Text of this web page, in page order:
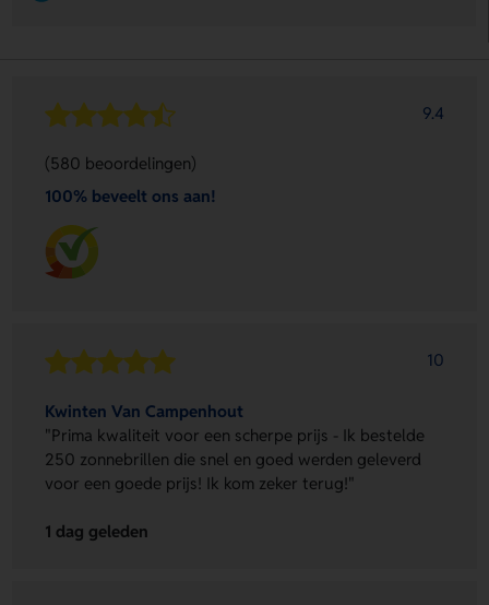
9.4
(580 beoordelingen)
100% beveelt ons aan!
10
Kwinten Van Campenhout
"Prima kwaliteit voor een scherpe prijs - Ik bestelde
250 zonnebrillen die snel en goed werden geleverd
voor een goede prijs! Ik kom zeker terug!"
1 dag geleden